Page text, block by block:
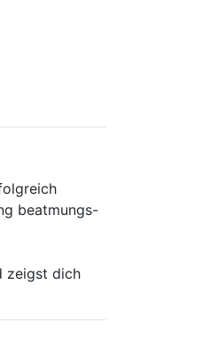
beatmungs-
zeigst dich